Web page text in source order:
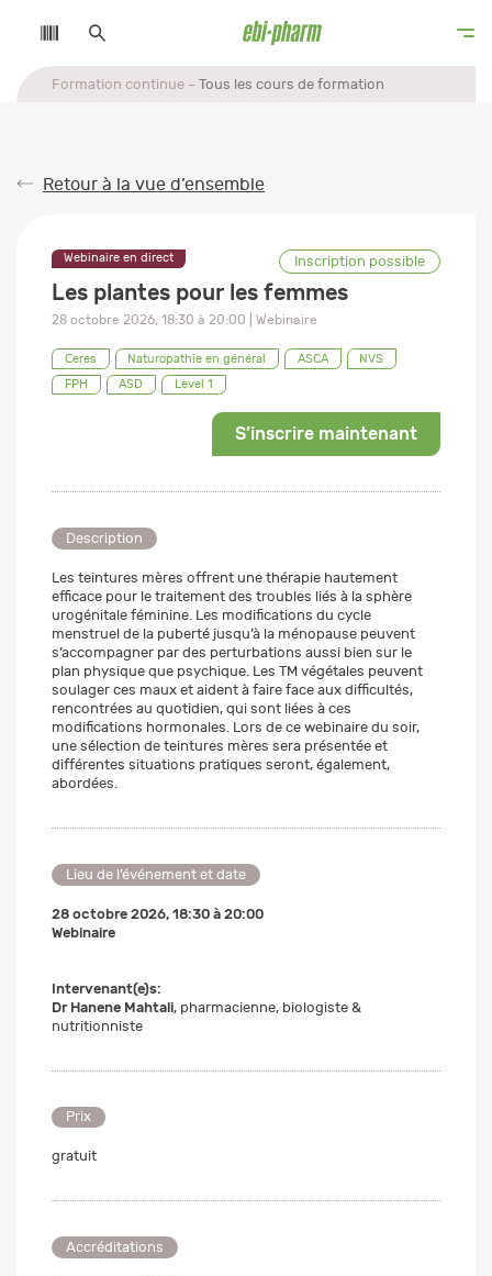
Formation continue Tous les cours de formation
Retour à la vue d’ensemble
Webinaire en direct Inscription possible
Les plantes pour les femmes
28 octobre 2026, 18:30 à 20:00 | Webinaire
Ceres Naturopathie en général ASCA
NVS
FPH
ASD Level 1
S’inscrire maintenant
Description
Les teintures mères offrent une thérapie hautement
efficace pour le traitement des troubles liés à la sphère
urogénitale féminine. Les modifications du cycle
menstruel de la puberté jusqu’à la ménopause peuvent
s’accompagner par des perturbations aussi bien sur le
plan physique que psychique. Les TM végétales peuvent
soulager ces maux et aident à faire face aux difficultés,
rencontrées au quotidien, qui sont liées à ces
modifications hormonales. Lors de ce webinaire du soir,
une sélection de teintures mères sera présentée et
différentes situations pratiques seront, également,
abordées.
Lieu de l’événement et date
28 octobre 2026, 18:30 à 20:00
Webinaire
Intervenant(e)s:
Dr Hanene Mahtali, pharmacienne, biologiste &
nutritionniste
Prix
gratuit
Accréditations